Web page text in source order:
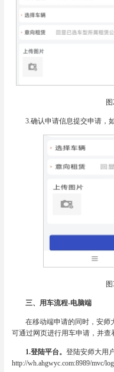
3.确认申请信息提交申请，
三、用车流程-电脑端
在移动端申请的同时，安师
可通过网页进行用车申请，并查
1.登陆平台。 登陆安师大用
http://wh.ahgwyc.com:8989/mvc/